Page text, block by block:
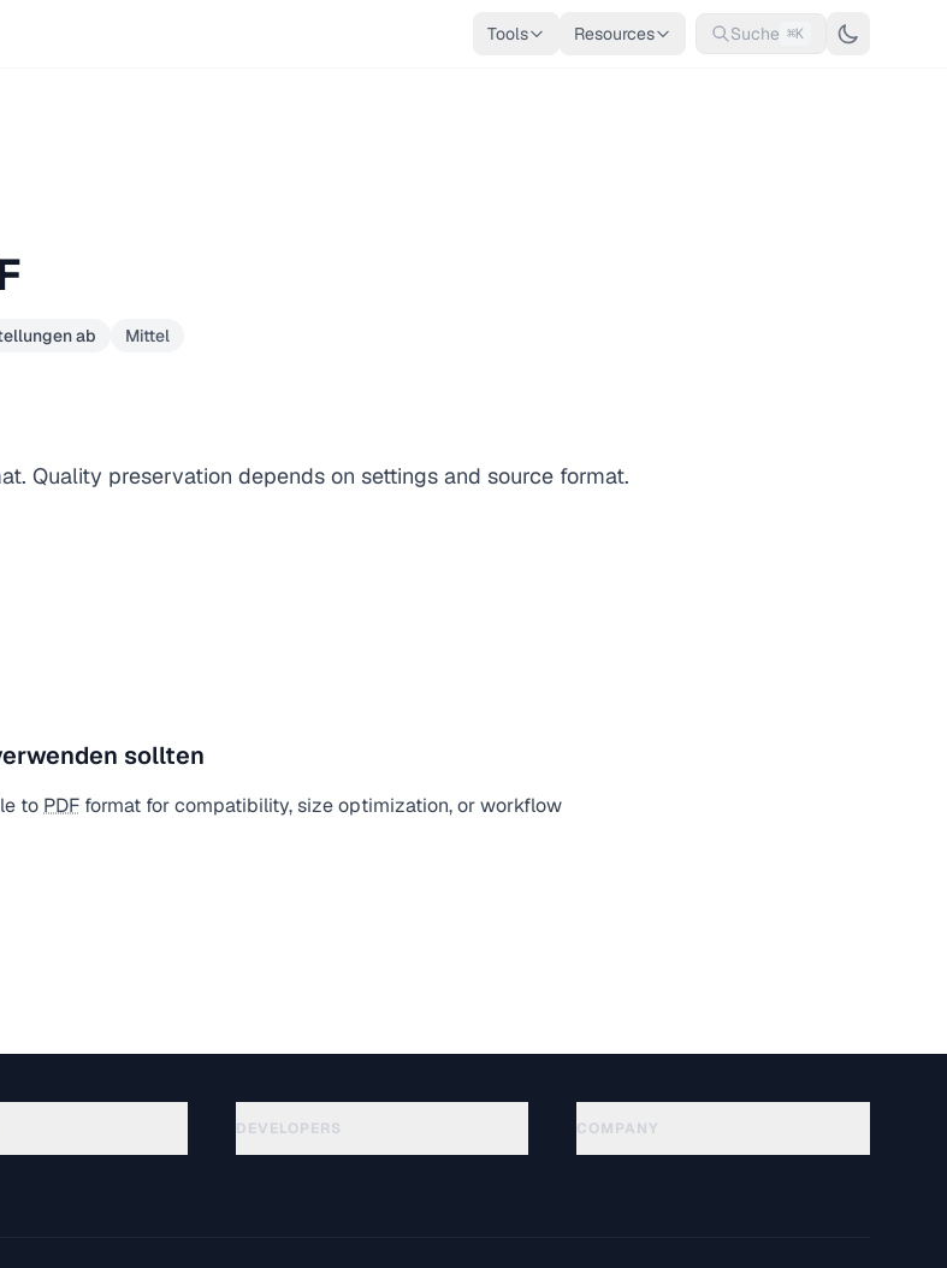
Tools Resources Suche ⌘K
ab Mittel
Quality preservation depends on settings and source format.
sollten
to PDF format for compatibility, size optimization, or workflow
DEVELOPERS COMPANY